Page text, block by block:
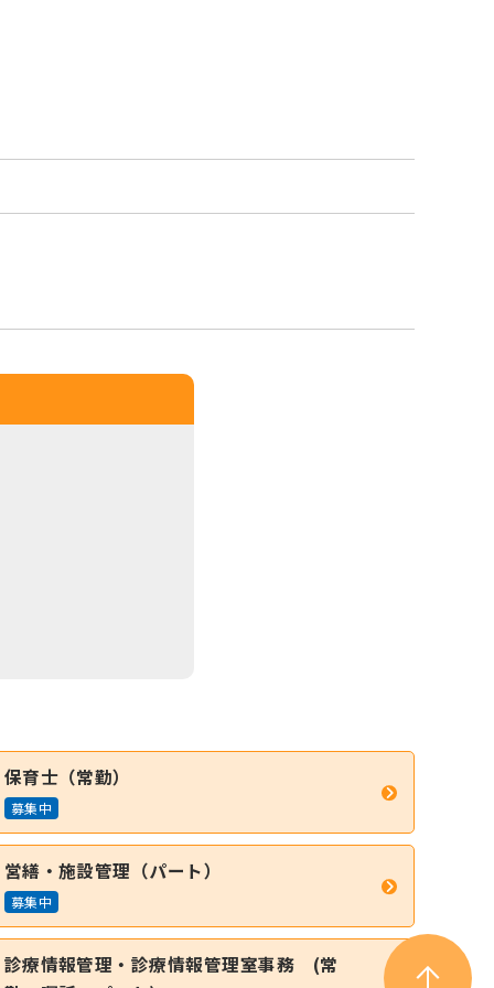
保育士（常勤）
募集中
営繕・施設管理（パート）
募集中
診療情報管理・診療情報管理室事務 (常